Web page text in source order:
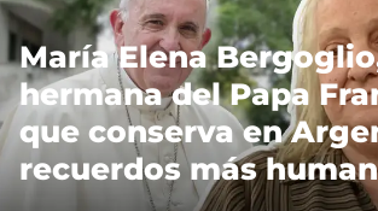
María Elena
hermana del Papa
que conserva en
recuerdos más